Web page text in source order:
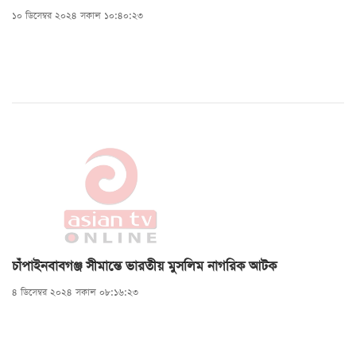
১০ ডিসেম্বর ২০২৪ সকাল ১০:৪০:২৩
চাঁপাইনবাবগঞ্জ সীমান্তে ভারতীয় মুসলিম নাগরিক আটক
৪ ডিসেম্বর ২০২৪ সকাল ০৮:১৬:২৩